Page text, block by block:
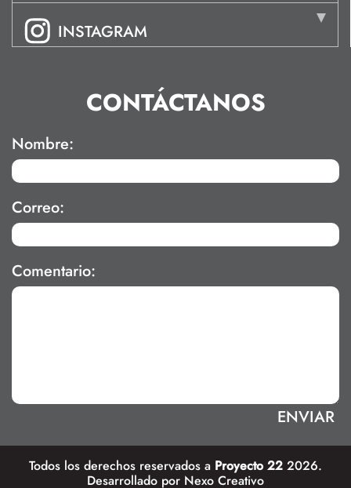
INSTAGRAM
CONTÁCTANOS
Nombre:
Correo:
Comentario:
Todos los derechos reservados a Proyecto 22 2026.
Desarrollado por Nexo Creativo